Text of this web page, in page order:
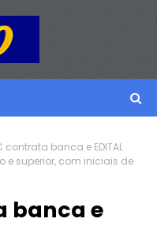
contrata banca e EDITAL
e superior, com iniciais de
banca e